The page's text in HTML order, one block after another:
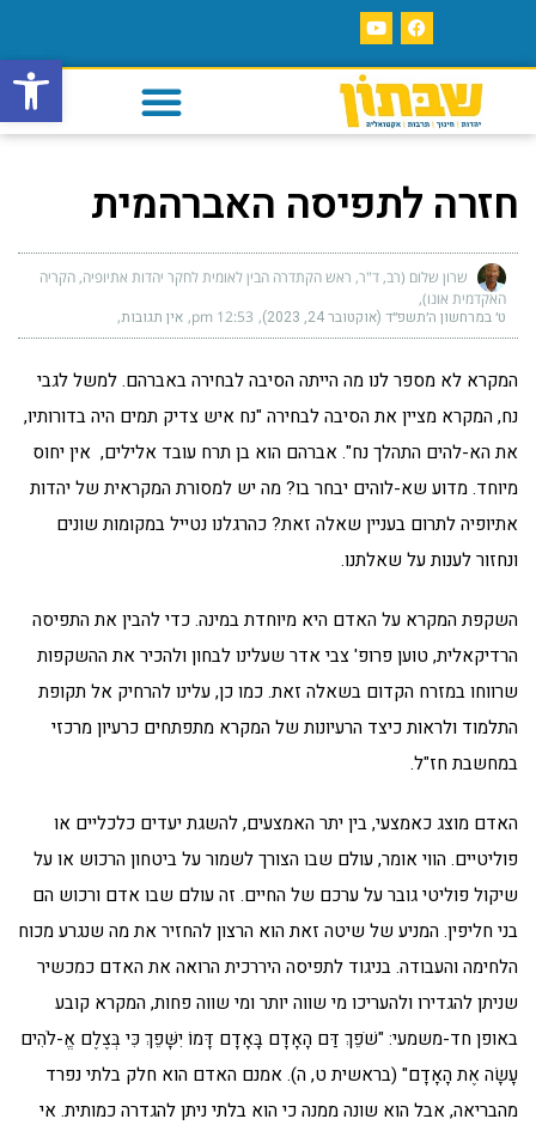
פתח
חזרה לתפיסה האברהמית
שרון שלום (רב, ד"ר, ראש הקתדרה הבין לאומית לחקר יהדות אתיופיה, הקריה
האקדמית אונו)
ט׳ במרחשון ה׳תשפ״ד (אוקטובר 24, 2023) 12:53 pm אין תגובות
המקרא לא מספר לנו מה הייתה הסיבה לבחירה באברהם. למשל לגבי
נח, המקרא מציין את הסיבה לבחירה "נח איש צדיק תמים היה בדורותיו,
את הא-להים התהלך נח". אברהם הוא בן תרח עובד אלילים, אין יחוס
מיוחד. מדוע שא-לוהים יבחר בו? מה יש למסורת המקראית של יהדות
אתיופיה לתרום בעניין שאלה זאת? כהרגלנו נטייל במקומות שונים
ונחזור לענות על שאלתנו.
השקפת המקרא על האדם היא מיוחדת במינה. כדי להבין את התפיסה
הרדיקאלית, טוען פרופ' צבי אדר שעלינו לבחון ולהכיר את ההשקפות
שרווחו במזרח הקדום בשאלה זאת. כמו כן, עלינו להרחיק אל תקופת
התלמוד ולראות כיצד הרעיונות של המקרא מתפתחים כרעיון מרכזי
במחשבת חז"ל.
האדם מוצג כאמצעי, בין יתר האמצעים, להשגת יעדים כלכליים או
פוליטיים. הווי אומר, עולם שבו הצורך לשמור על ביטחון הרכוש או על
שיקול פוליטי גובר על ערכם של החיים. זה עולם שבו אדם ורכוש הם
בני חליפין. המניע של שיטה זאת הוא הרצון להחזיר את מה שנגרע מכוח
הלחימה והעבודה. בניגוד לתפיסה היררכית הרואה את האדם כמכשיר
שניתן להגדירו ולהעריכו מי שווה יותר ומי שווה פחות, המקרא קובע
באופן חד-משמעי: "שֹׁפֵךְ דַּם הָאָדָם בָּאָדָם דָּמוֹ יִשָּׁפֵךְ כִּי בְּצֶלֶם אֱ-לֹהִים
עָשָׂה אֶת הָאָדָם" (בראשית ט, ה). אמנם האדם הוא חלק בלתי נפרד
מהבריאה, אבל הוא שונה ממנה כי הוא בלתי ניתן להגדרה כמותית. אי